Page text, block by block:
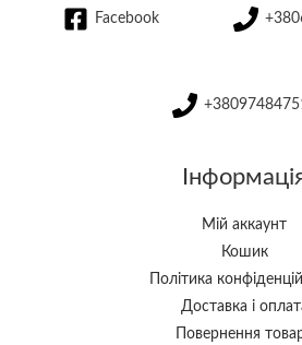
Facebook
Мій аккаунт
Кошик
Політика
Доставка і
Повернення